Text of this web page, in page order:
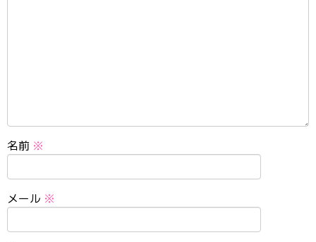
名前 ※
メール ※